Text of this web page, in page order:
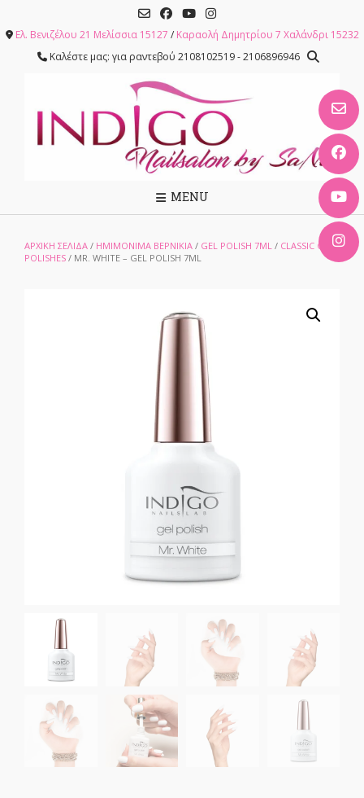
content
Ελ. Βενιζέλου 21 Μελίσσια 15127 / Καραολή Δημητρίου 7 Χαλάνδρι 15232
Καλέστε μας: για ραντεβού 2108102519 - 2106896946
MENU
ΑΡΧΙΚΉ ΣΕΛΊΔΑ / ΗΜΙΜΟΝΙΜΑ ΒΕΡΝΙΚΙΑ / GEL POLISH 7ML / CLASSIC GEL
POLISHES / MR. WHITE – GEL POLISH 7ML